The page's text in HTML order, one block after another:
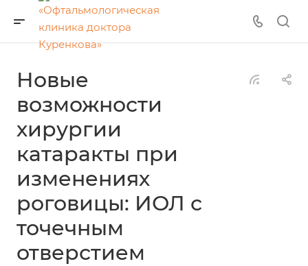
Новые
возможности
хирургии
катаракты при
изменениях
роговицы: ИОЛ с
точечным
отверстием